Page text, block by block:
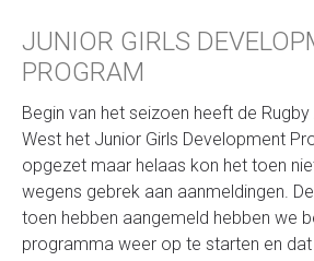
JUNIOR GIRLS
PROGRAM
Begin van het seizoen heeft de
West het Junior Girls Development
opgezet maar helaas kon het toen
wegens gebrek aan aanmeldingen.
toen hebben aangemeld hebben we
programma weer op te starten en